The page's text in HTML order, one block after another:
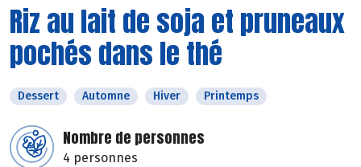
Riz au lait de soja et pruneaux
pochés dans le thé
Dessert Automne Hiver Printemps
Nombre de personnes
4 personnes